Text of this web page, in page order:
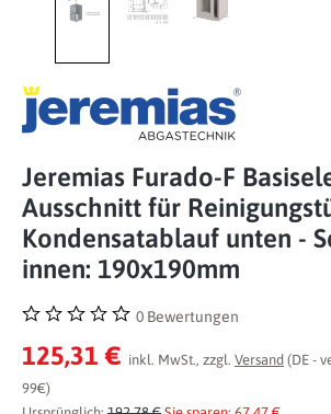
Jeremias Furado-F
Ausschnitt für
Kondensatablauf unten -
innen: 190x190mm
Durchschnittliche Bewertung von 0 von 5
0 Bewertungen
125,31 € inkl. MwSt., zzgl. Versand (DE -
99€)